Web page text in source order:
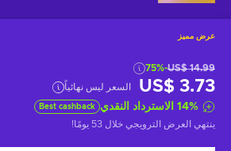
عرض مميز
US$ 14.99
-75%
US$ 3.73 السعر ليس نهائياً
14% الاسترداد النقدي Best cashback
ينتهي العرض الترويجي خلال 53 يومًا !